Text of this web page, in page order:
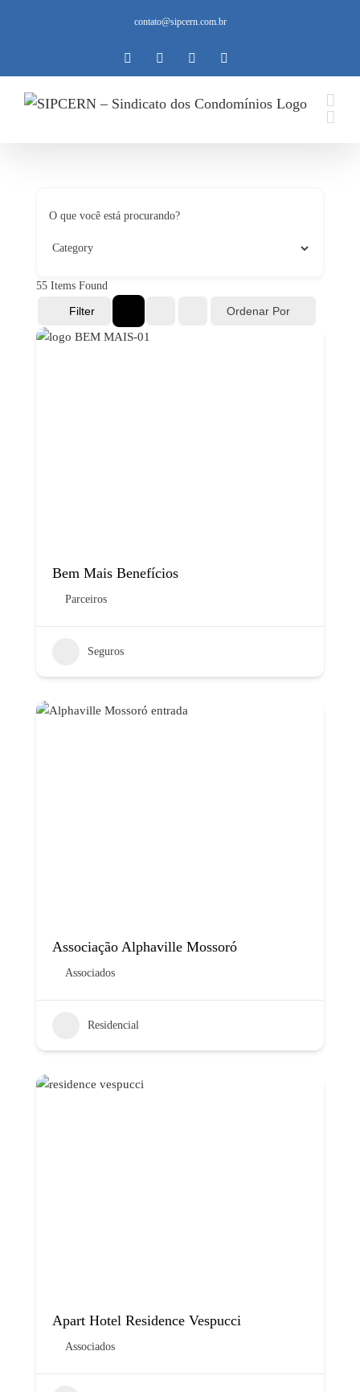
conteúdo
contato@sipcern.com.br
InstagramFacebookTwitter
O que você está procurando?
55 Items Found
Filter Ordenar Por
Bem Mais Benefícios
Parceiros
Seguros
Associação Alphaville Mossoró
Associados
Residencial
Apart Hotel Residence Vespucci
Associados